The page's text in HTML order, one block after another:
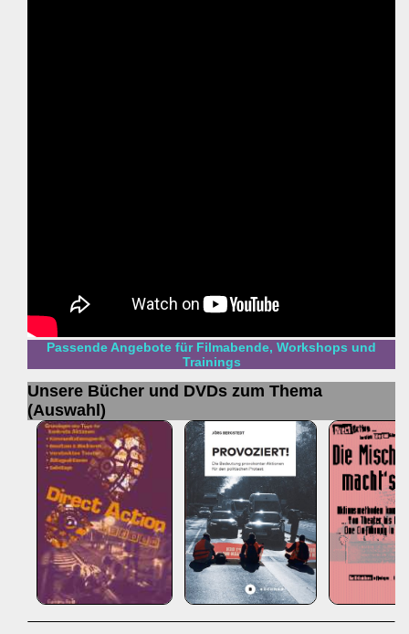
Passende Angebote für Filmabende, Workshops und
Trainings
Unsere Bücher und DVDs zum Thema
(Auswahl)